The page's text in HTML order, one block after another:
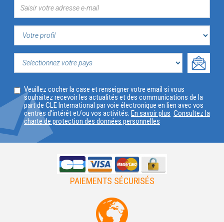
VOTRE
PROFIL
VOTRE
PAYS
Veuillez cocher la case et renseigner votre email si vous
souhaitez recevoir les actualités et des communications de la
part de CLE International par voie électronique en lien avec vos
centres d'intérêt et/ou vos activités. En savoir plus Consultez la
charte de protection des données personnelles
PAIEMENTS SÉCURISÉS